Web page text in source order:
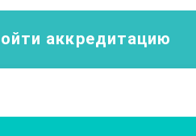
аккредитацию